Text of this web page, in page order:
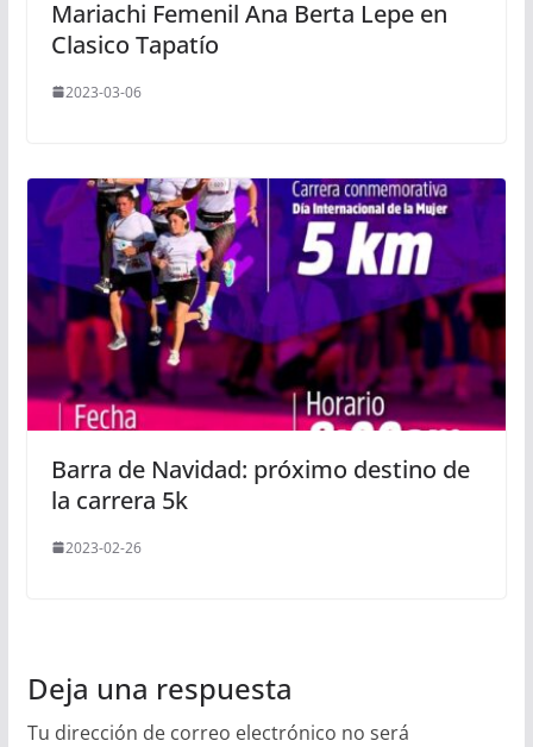
Mariachi Femenil Ana Berta Lepe en
Clasico Tapatío
2023-03-06
Barra de Navidad: próximo destino de
la carrera 5k
2023-02-26
Deja una respuesta
Tu dirección de correo electrónico no será